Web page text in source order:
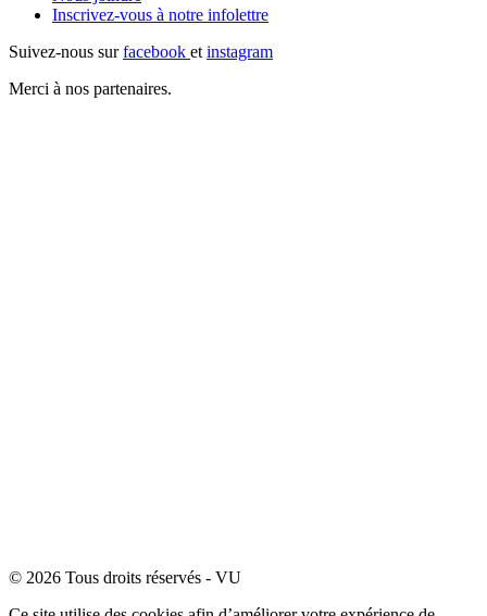
Inscrivez-vous à notre infolettre
Suivez-nous sur facebook et instagram
Merci à nos partenaires.
© 2026 Tous droits réservés - VU